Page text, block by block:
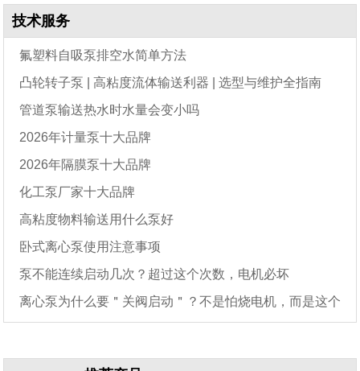
技术服务
氟塑料自吸泵排空水简单方法
凸轮转子泵 | 高粘度流体输送利器 | 选型与维护全指南
管道泵输送热水时水量会变小吗
2026年计量泵十大品牌
2026年隔膜泵十大品牌
化工泵厂家十大品牌
高粘度物料输送用什么泵好
卧式离心泵使用注意事项
泵不能连续启动几次？超过这个次数，电机必坏
离心泵为什么要＂关阀启动＂？不是怕烧电机，而是这个